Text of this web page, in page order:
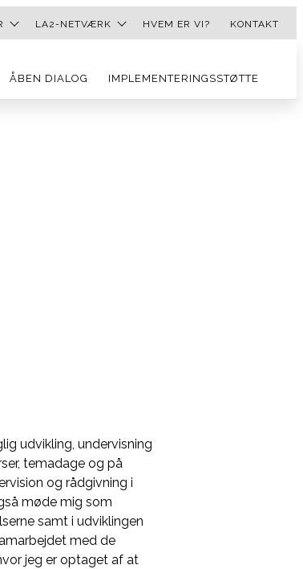
LA2-NETVÆRK HVEM ER VI? KONTAKT
ÅBEN DIALOG IMPLEMENTERINGSSTØTTE
udvikling, undervisning
temadage og på
og rådgivning i
møde mig som
samt i udviklingen
med de
jeg er optaget af at